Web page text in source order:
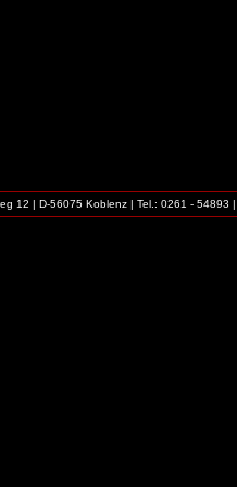
12 | D-56075 Koblenz | Tel.: 0261 - 54893 |